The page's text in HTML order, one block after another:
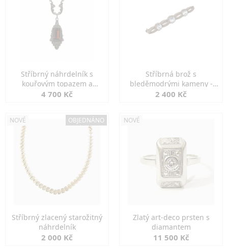
Stříbrný náhrdelník s
kouřovým topazem a
markazity
4 700 Kč
Stříbrná brož s
bleděmodrými kameny -
jemná elegance
2 400 Kč
NOVÉ OBJEDNÁNO
Stříbrný zlacený starožitný
náhrdelník
2 000 Kč
NOVÉ
Zlatý art-deco prsten s
diamantem
11 500 Kč